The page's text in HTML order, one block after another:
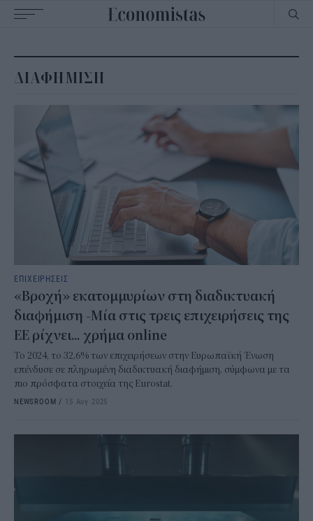
navigation
ΔΙΑΦΗΜΙΣΗ
ΕΠΙΧΕΙΡΗΣΕΙΣ
«Βροχή» εκατομμυρίων στη διαδικτυακή
διαφήμιση -Μία στις τρεις επιχειρήσεις της
ΕΕ ρίχνει... χρήμα online
Το 2024, το 32,6% των επιχειρήσεων στην Ευρωπαϊκή Ένωση
επένδυσε σε πληρωμένη διαδικτυακή διαφήμιση, σύμφωνα με τα
πιο πρόσφατα στοιχεία της Eurostat.
NEWSROOM / 15 Αυγ 2025